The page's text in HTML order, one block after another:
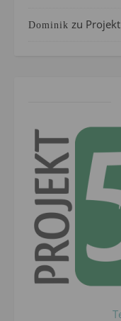
Dominik zu